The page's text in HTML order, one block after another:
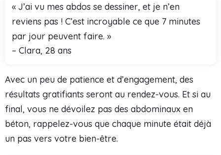
« J’ai vu mes abdos se dessiner, et je n’en
reviens pas ! C’est incroyable ce que 7 minutes
par jour peuvent faire. »
– Clara, 28 ans
Avec un peu de patience et d’engagement, des
résultats gratifiants seront au rendez-vous. Et si au
final, vous ne dévoilez pas des abdominaux en
béton, rappelez-vous que chaque minute était déjà
un pas vers votre bien-être.